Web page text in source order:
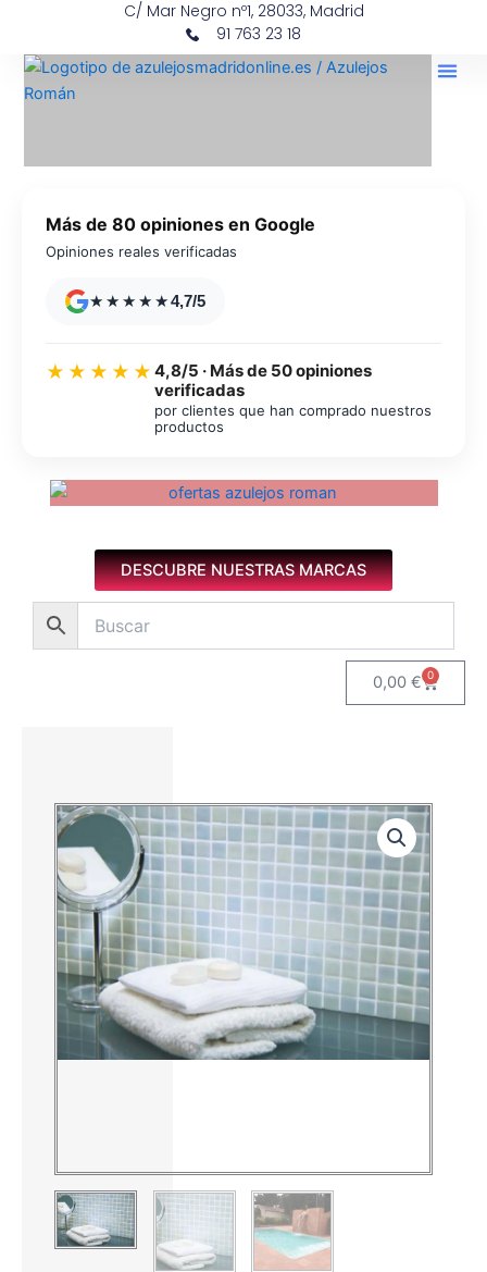
contenido
C/ Mar Negro nº1, 28033, Madrid
91 763 23 18
Más de 80 opiniones en Google
Opiniones reales verificadas
★★★★★4,7/5
★★★★★ 4,8/5 · Más de 50 opiniones
verificadas
por clientes que han comprado nuestros
productos
DESCUBRE NUESTRAS MARCAS
0,00€ 0
Carrito